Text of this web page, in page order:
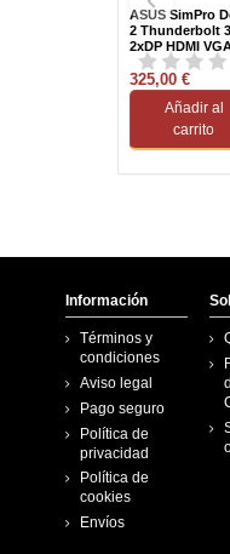
ASUS SimPro
2 Thunderbolt 3
2xDP HDMI
USB 3.2 Gen2
Negro Azul
325,00 €
Añadir al
carrito
Información
Términos y
condiciones
Aviso legal
Pago seguro
Política de
privacidad
Política de
cookies
Envíos